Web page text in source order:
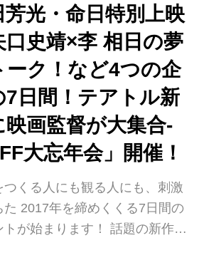
本映画の観客数が洋画に及ばな
時代背景のなか、「日本映画を
との楽しさを再発見する」こと
界的アーティストの集うホール
別上映を堪能する」という目的
スタートし、今年で開催18周年
ます。 英・シェークスピア劇場
ン座を参考に設計され、充実し
芳光・命日特別上映
口史靖×李 相日の夢
ーク！など4つの企
7日間！テアトル新
映画監督が大集合-
大忘年会」開催！
つくる人にも観る人にも、刺激
た 2017年を締めくくる7日間の
トが始まります！ 話題の新作が